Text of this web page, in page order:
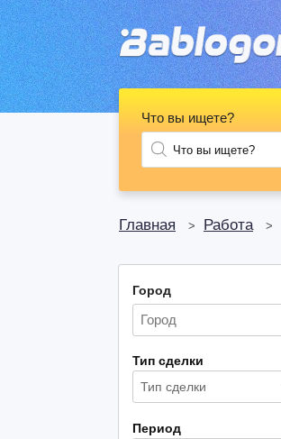
Главная > Работа >
Что вы ищете?
Город
Тип сделки
Тип сделки
Период